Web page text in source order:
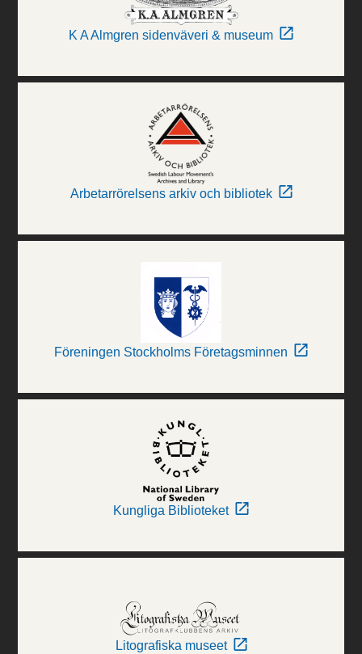
K A Almgren sidenväveri & museum
Arbetarrörelsens arkiv och bibliotek
Föreningen Stockholms Företagsminnen
Kungliga Biblioteket
Litografiska museet